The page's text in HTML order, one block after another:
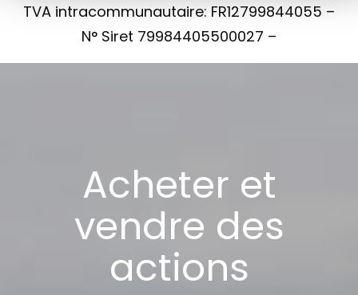
TVA intracommunautaire: FR12799844055 –
N° Siret 79984405500027 –
Acheter et
vendre des
actions